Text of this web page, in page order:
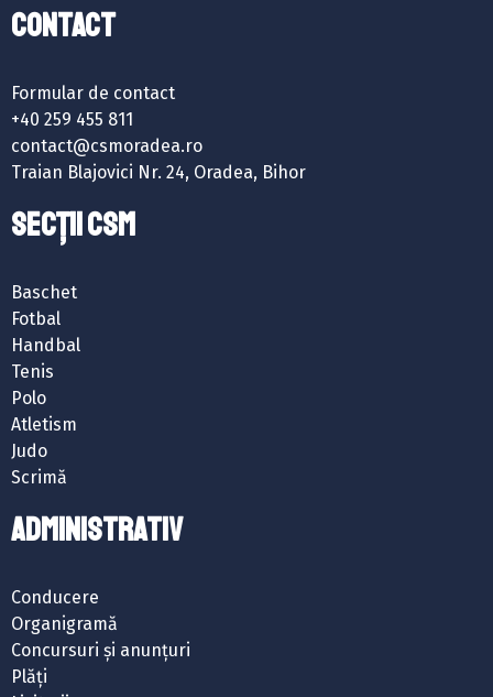
Contact
Formular de contact
+40 259 455 811
contact@csmoradea.ro
Traian Blajovici Nr. 24, Oradea, Bihor
SECȚII CSM
Baschet
Fotbal
Handbal
Tenis
Polo
Atletism
Judo
Scrimă
ADMINISTRATIV
Conducere
Organigramă
Concursuri și anunțuri
Plăți